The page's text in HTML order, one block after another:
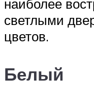
наиболее
светлыми
цветов.
Белый